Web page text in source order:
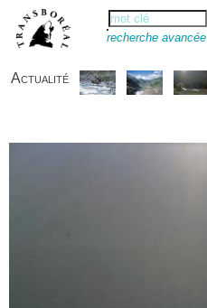
recherche avancée
Actualité